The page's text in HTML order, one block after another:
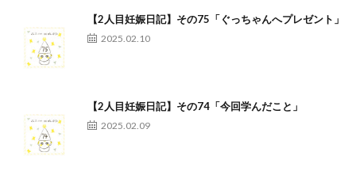
【2人目妊娠日記】その75「ぐっちゃんへプレゼント」
2025.02.10
【2人目妊娠日記】その74「今回学んだこと」
2025.02.09